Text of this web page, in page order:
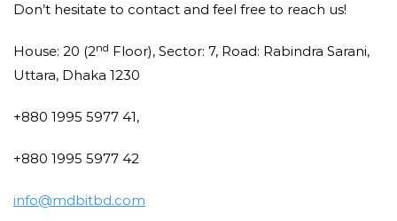
Don’t hesitate to contact and feel free to reach us!
House: 20 (2nd Floor), Sector: 7, Road: Rabindra Sarani,
Uttara, Dhaka 1230
+880 1995 5977 41,
+880 1995 5977 42
info@mdbitbd.com